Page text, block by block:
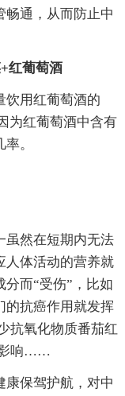
畅通，从而防止中
红葡萄酒
饮用红葡萄酒的
为红葡萄酒中含有
。
虽然在短期内无法
人体活动的营养就
而“受伤”，比如
的抗癌作用就发挥
抗氧化物质番茄红
影响……
康保驾护航，对中